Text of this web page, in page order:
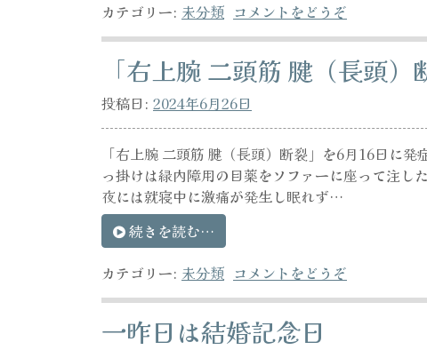
カテゴリー: 未分類 コメントをどうぞ
「右上腕 二頭筋 腱（長頭
投稿日: 2024年6月26日
「右上腕 二頭筋 腱（長頭）断裂」を6月16日に
っ掛けは緑内障用の目薬をソファーに座って注し
夜には就寝中に激痛が発生し眠れず…
続きを読む…
カテゴリー: 未分類 コメントをどうぞ
一昨日は結婚記念日